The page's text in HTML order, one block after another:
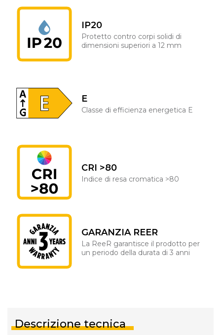
IP20
Protetto contro corpi solidi di
dimensioni superiori a 12 mm
E
Classe di efficienza energetica E
CRI >80
Indice di resa cromatica >80
GARANZIA REER
La ReeR garantisce il prodotto per
un periodo della durata di 3 anni
Descrizione tecnica